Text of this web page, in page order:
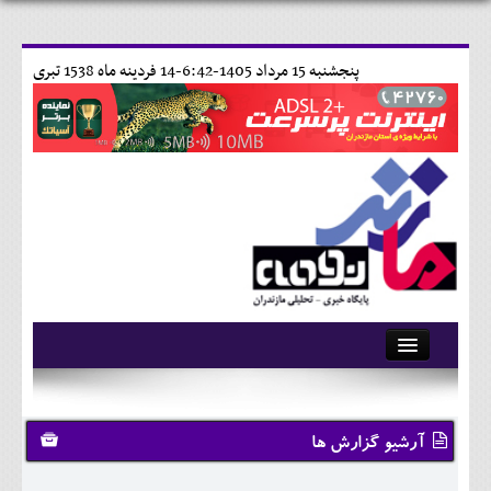
14 فردينه ماه 1538 تبری پنجشنبه 15 مرداد 1405-6:42-
آرشیو
تماس با ما
وبلاگ
آرشیو گزارش ها